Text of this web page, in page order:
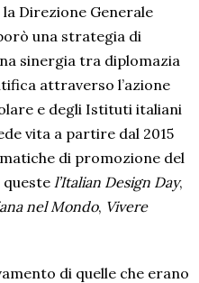
la Direzione Generale
una strategia di
sinergia tra diplomazia
attraverso l’azione
e degli Istituti italiani
vita a partire dal 2015
di promozione del
l’Italian Design Day,
nel Mondo, Vivere
di quelle che erano